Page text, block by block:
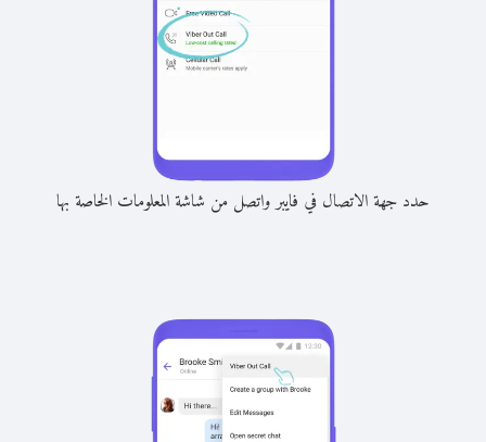
حدد جهة الاتصال في فايبر واتصل من شاشة المعلومات الخاصة بها